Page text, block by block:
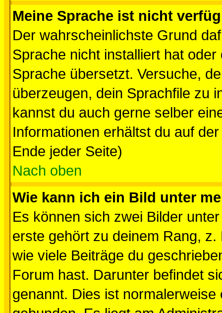
Meine Sprache ist nicht
Der wahrscheinlichste Grund
Sprache nicht installiert hat
Sprache übersetzt. Versuche,
überzeugen, dein Sprachfile zu
kannst du auch gerne selber
Informationen erhältst du auf
Ende jeder Seite)
Nach oben
Wie kann ich ein Bild unter
Es können sich zwei Bilder
erste gehört zu deinem Rang,
wie viele Beiträge du
Forum hast. Darunter befindet
genannt. Dies ist